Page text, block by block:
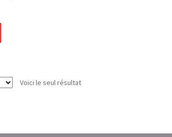
Voici le seul résultat